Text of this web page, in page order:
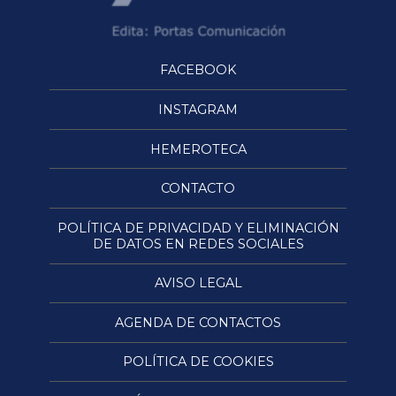
FACEBOOK
INSTAGRAM
HEMEROTECA
CONTACTO
POLÍTICA DE PRIVACIDAD Y ELIMINACIÓN
DE DATOS EN REDES SOCIALES
AVISO LEGAL
AGENDA DE CONTACTOS
POLÍTICA DE COOKIES